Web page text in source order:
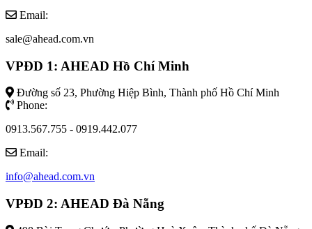
Email:
sale@ahead.com.vn
VPĐD 1: AHEAD Hồ Chí Minh
Đường số 23, Phường Hiệp Bình, Thành phố Hồ Chí Minh
Phone:
0913.567.755 - 0919.442.077
Email:
info@ahead.com.vn
VPĐD 2: AHEAD Đà Nẵng